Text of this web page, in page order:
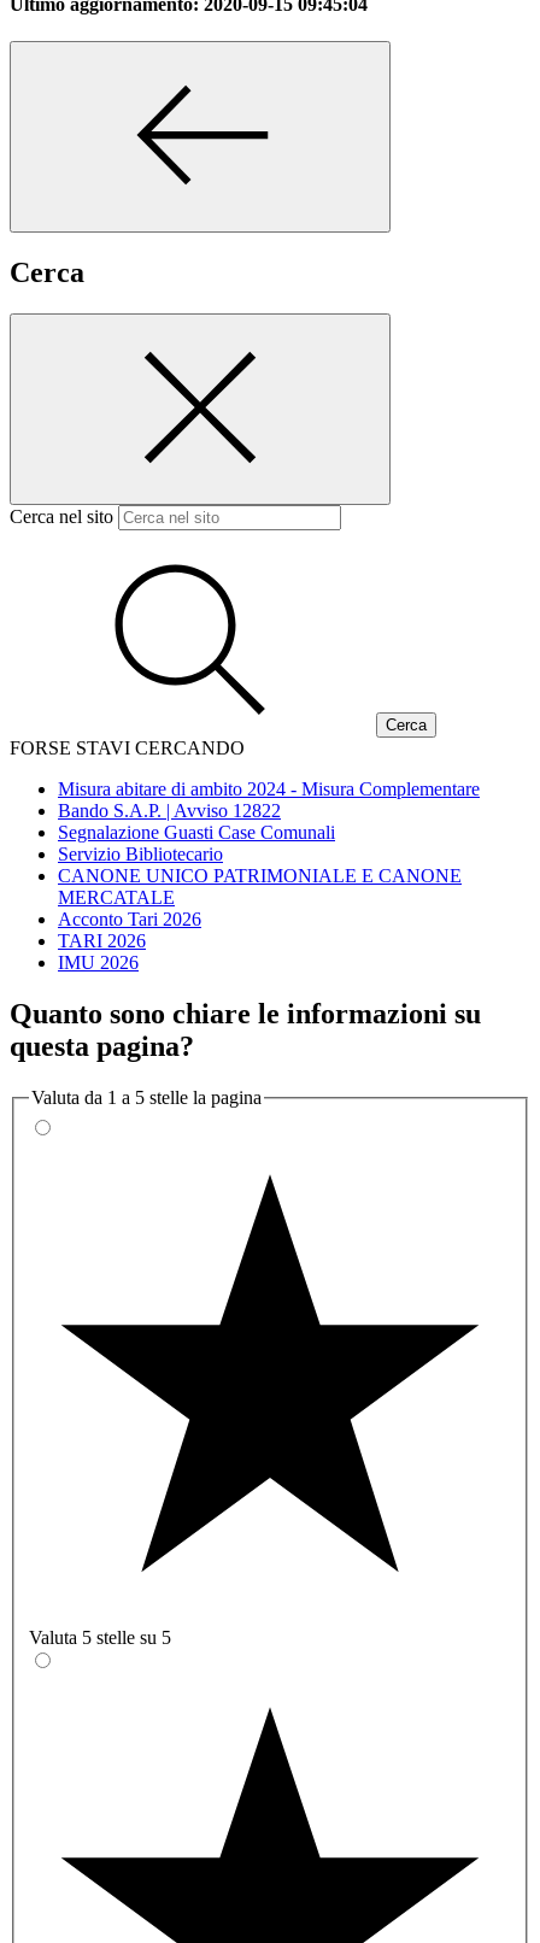
Ultimo aggiornamento: 2020-09-15 09:45:04
Cerca
Cerca nel sito
FORSE STAVI CERCANDO
Misura abitare di ambito 2024 - Misura Complementare
Bando S.A.P. | Avviso 12822
Segnalazione Guasti Case Comunali
Servizio Bibliotecario
CANONE UNICO PATRIMONIALE E CANONE
MERCATALE
Acconto Tari 2026
TARI 2026
IMU 2026
Quanto sono chiare le informazioni su
questa pagina?
Valuta da 1 a 5 stelle la pagina
Valuta 5 stelle su 5